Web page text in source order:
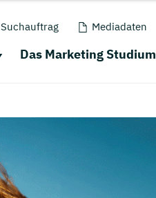
Suchauftrag Mediadaten
Das Marketing Studium